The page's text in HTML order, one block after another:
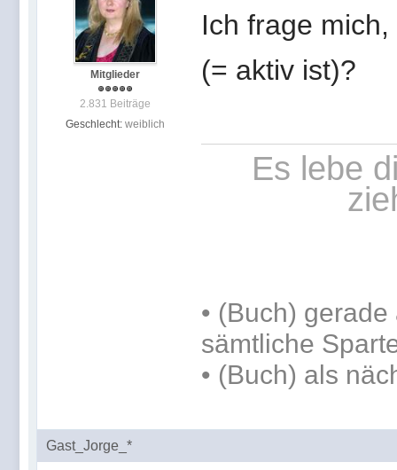
Mitglieder
2.831 Beiträge
Geschlecht: weiblich
Ich frage
(= aktiv ist)?
Es lebe
• (Buch) gerade
sämtliche
• (Buch) als
Gast_Jorge_*